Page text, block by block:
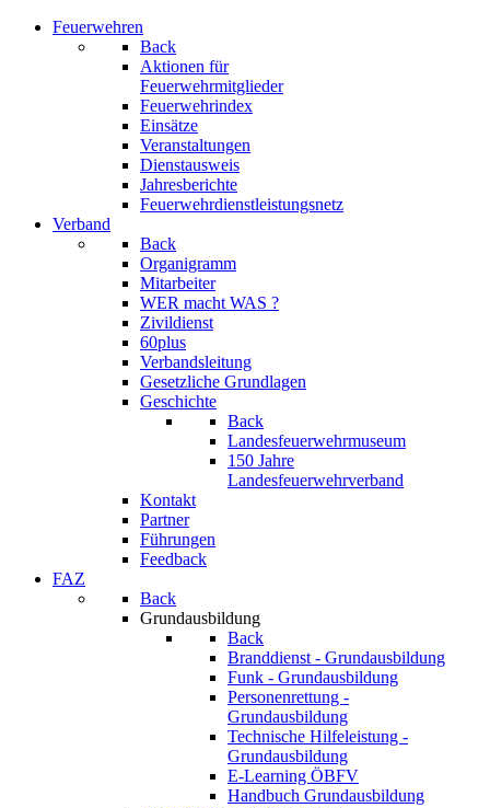
Feuerwehren
Back
Aktionen für
Feuerwehrmitglieder
Feuerwehrindex
Einsätze
Veranstaltungen
Dienstausweis
Jahresberichte
Feuerwehrdienstleistungsnetz
Verband
Back
Organigramm
Mitarbeiter
WER macht WAS ?
Zivildienst
60plus
Verbandsleitung
Gesetzliche Grundlagen
Geschichte
Back
Landesfeuerwehrmuseum
150 Jahre
Landesfeuerwehrverband
Kontakt
Partner
Führungen
Feedback
FAZ
Back
Grundausbildung
Back
Branddienst - Grundausbildung
Funk - Grundausbildung
Personenrettung -
Grundausbildung
Technische Hilfeleistung -
Grundausbildung
E-Learning ÖBFV
Handbuch Grundausbildung